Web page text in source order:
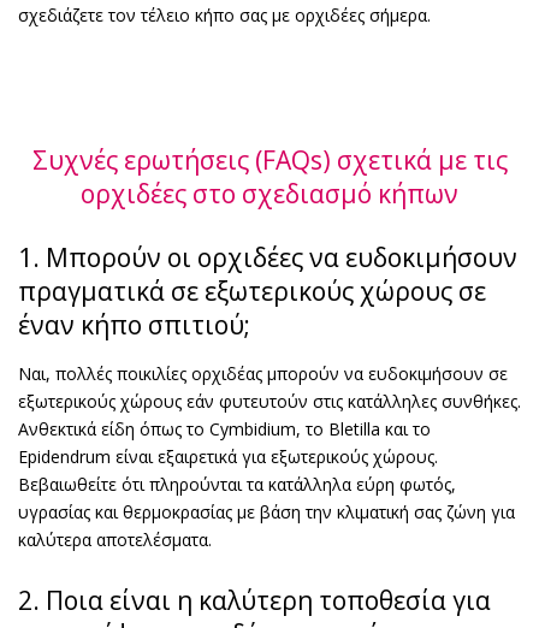
σχεδιάζετε τον τέλειο κήπο σας με ορχιδέες σήμερα.
Συχνές ερωτήσεις (FAQs) σχετικά με τις
ορχιδέες στο σχεδιασμό κήπων
1. Μπορούν οι ορχιδέες να ευδοκιμήσουν
πραγματικά σε εξωτερικούς χώρους σε
έναν κήπο σπιτιού;
Ναι, πολλές ποικιλίες ορχιδέας μπορούν να ευδοκιμήσουν σε
εξωτερικούς χώρους εάν φυτευτούν στις κατάλληλες συνθήκες.
Ανθεκτικά είδη όπως το Cymbidium, το Bletilla και το
Epidendrum είναι εξαιρετικά για εξωτερικούς χώρους.
Βεβαιωθείτε ότι πληρούνται τα κατάλληλα εύρη φωτός,
υγρασίας και θερμοκρασίας με βάση την κλιματική σας ζώνη για
καλύτερα αποτελέσματα.
2. Ποια είναι η καλύτερη τοποθεσία για